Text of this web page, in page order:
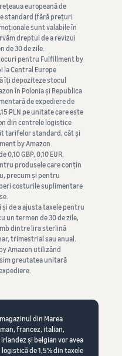
europeană de
standard (fără prețuri
sunt valabile în
dreptul de a revizui
de 30 de zile.
pentru Fulfillment by
la Central Europe
îți depoziteze stocul
în Polonia și Republica
de expediere de
PLN pe unitate care este
din centrele logistice
tarifelor standard, cât și
by Amazon.
0,10 GBP, 0,10 EUR,
produsele care conțin
precum și pentru
costurile suplimentare
de a ajusta taxele pentru
un termen de 30 de zile,
dintre lira sterlină
trimestrial sau anual.
Amazon utilizând
greutatea unitară
din Marea
francez, italian,
și belgian vor avea
de 1,5% din taxele